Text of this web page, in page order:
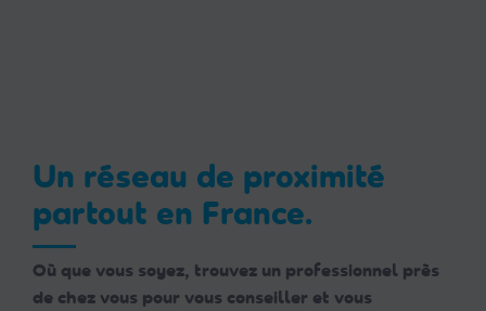
Un réseau de proximité
partout en France.
Où que vous soyez, trouvez un professionnel près
de chez vous pour vous conseiller et vous